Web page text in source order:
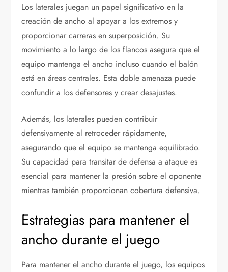
Los laterales juegan un papel significativo en la
creación de ancho al apoyar a los extremos y
proporcionar carreras en superposición. Su
movimiento a lo largo de los flancos asegura que el
equipo mantenga el ancho incluso cuando el balón
está en áreas centrales. Esta doble amenaza puede
confundir a los defensores y crear desajustes.
Además, los laterales pueden contribuir
defensivamente al retroceder rápidamente,
asegurando que el equipo se mantenga equilibrado.
Su capacidad para transitar de defensa a ataque es
esencial para mantener la presión sobre el oponente
mientras también proporcionan cobertura defensiva.
Estrategias para mantener el
ancho durante el juego
Para mantener el ancho durante el juego, los equipos